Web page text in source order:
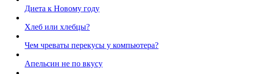
Диета к Новому году
Хлеб или хлебцы?
Чем чреваты перекусы у компьютера?
Апельсин не по вкусу